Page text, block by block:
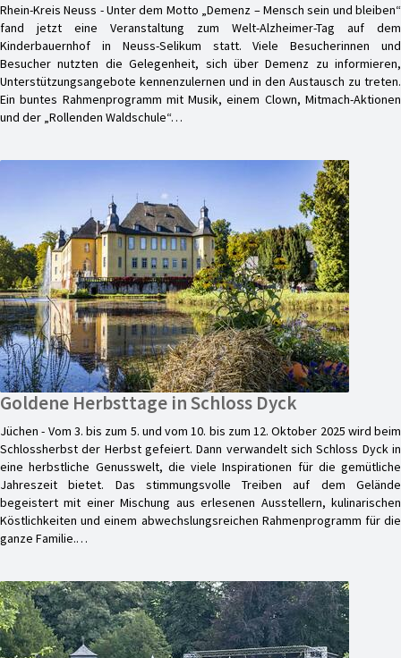
Rhein-Kreis Neuss - Unter dem Motto „Demenz – Mensch sein und bleiben“
fand jetzt eine Veranstaltung zum Welt-Alzheimer-Tag auf dem
Kinderbauernhof in Neuss-Selikum statt. Viele Besucherinnen und
Besucher nutzten die Gelegenheit, sich über Demenz zu informieren,
Unterstützungsangebote kennenzulernen und in den Austausch zu treten.
Ein buntes Rahmenprogramm mit Musik, einem Clown, Mitmach-Aktionen
und der „Rollenden Waldschule“…
Goldene Herbsttage in Schloss Dyck
Jüchen - Vom 3. bis zum 5. und vom 10. bis zum 12. Oktober 2025 wird beim
Schlossherbst der Herbst gefeiert. Dann verwandelt sich Schloss Dyck in
eine herbstliche Genusswelt, die viele Inspirationen für die gemütliche
Jahreszeit bietet. Das stimmungsvolle Treiben auf dem Gelände
begeistert mit einer Mischung aus erlesenen Ausstellern, kulinarischen
Köstlichkeiten und einem abwechslungsreichen Rahmenprogramm für die
ganze Familie.…